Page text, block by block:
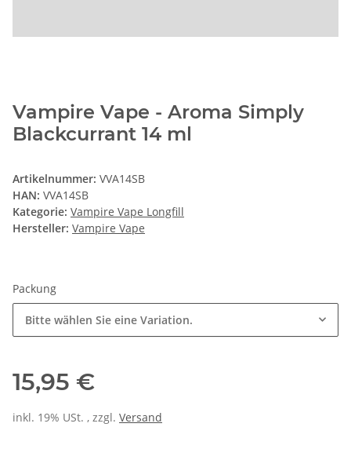
Vampire Vape - Aroma Simply
Blackcurrant 14 ml
Artikelnummer: VVA14SB
HAN: VVA14SB
Kategorie: Vampire Vape Longfill
Hersteller: Vampire Vape
Packung
Bitte wählen Sie eine Variation.
15,95 €
inkl. 19% USt. , zzgl. Versand